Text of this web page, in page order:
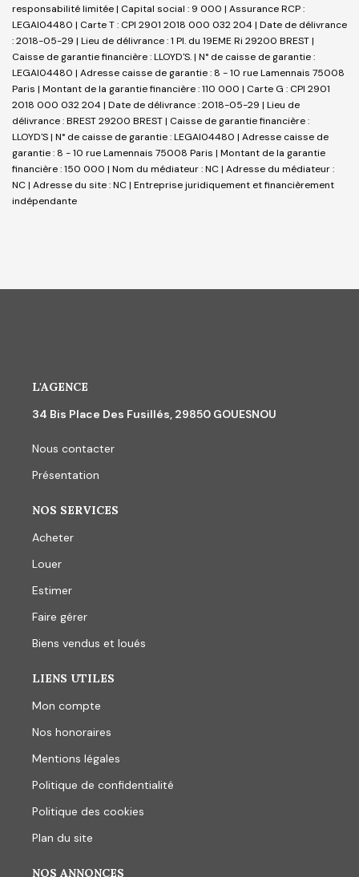
responsabilité limitée | Capital social : 9 000 | Assurance RCP :
LEGAI04480 | Carte T : CPI 2901 2018 000 032 204 | Date de délivrance
: 2018-05-29 | Lieu de délivrance : 1 Pl. du 19EME Ri 29200 BREST |
Caisse de garantie financière : LLOYD'S. | N° de caisse de garantie :
LEGAI04480 | Adresse caisse de garantie : 8 - 10 rue Lamennais 75008
Paris | Montant de la garantie financière : 110 000 | Carte G : CPI 2901
2018 000 032 204 | Date de délivrance : 2018-05-29 | Lieu de
délivrance : BREST 29200 BREST | Caisse de garantie financière :
LLOYD'S | N° de caisse de garantie : LEGAI04480 | Adresse caisse de
garantie : 8 - 10 rue Lamennais 75008 Paris | Montant de la garantie
financière : 150 000 | Nom du médiateur : NC | Adresse du médiateur :
NC | Adresse du site : NC | Entreprise juridiquement et financièrement
indépendante
L'AGENCE
34 Bis Place Des Fusillés, 29850 GOUESNOU
Nous contacter
Présentation
NOS SERVICES
Acheter
Louer
Estimer
Faire gérer
Biens vendus et loués
LIENS UTILES
Mon compte
Nos honoraires
Mentions légales
Politique de confidentialité
Politique des cookies
Plan du site
NOS ANNONCES